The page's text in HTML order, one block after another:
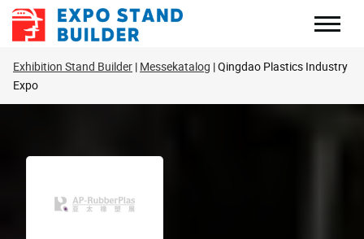
Zum
Inhalt
Exhibition Stand Builder Messekatalog Qingdao Plastics Industry
Expo